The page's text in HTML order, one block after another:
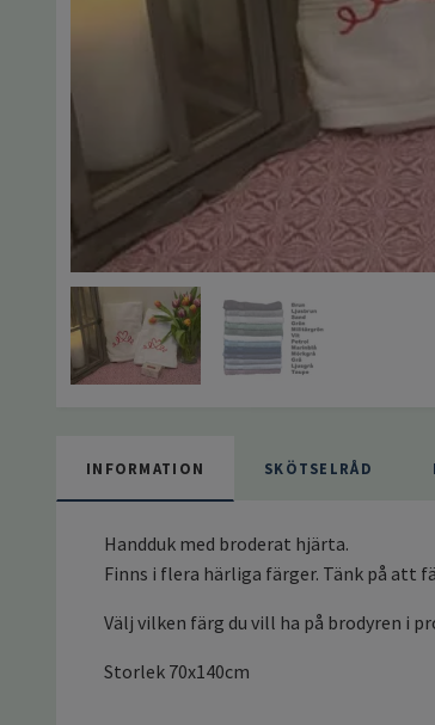
INFORMATION SKÖTSELRÅD
Handduk med broderat hjärta.
Finns i flera härliga färger. Tänk på att
Välj vilken färg du vill ha på brodyren i
Storlek 70x140cm